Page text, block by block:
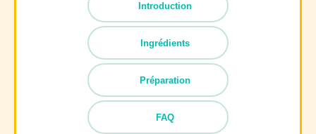
Introduction
Ingrédients
Préparation
FAQ